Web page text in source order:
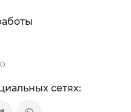
сетях: